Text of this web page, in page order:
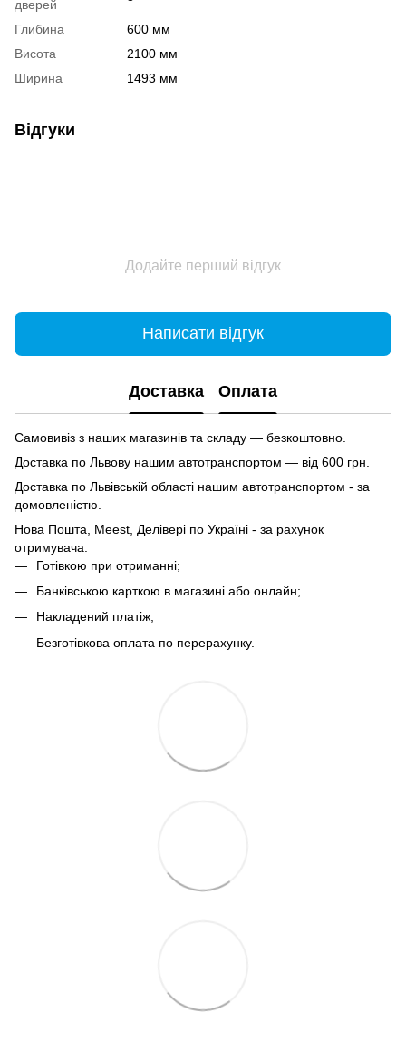
дверей
Глибина
600 мм
Висота
2100 мм
Ширина
1493 мм
Відгуки
Додайте перший відгук
Написати відгук
Доставка Оплата
Самовивіз з наших магазинів та складу — безкоштовно.
Доставка по Львову нашим автотранспортом — від 600 грн.
Доставка по Львівській області нашим автотранспортом - за
домовленістю.
Нова Пошта, Meest, Делівері по Україні - за рахунок
отримувача.
Готівкою при отриманні;
Банківською карткою в магазині або онлайн;
Накладений платіж;
Безготівкова оплата по перерахунку.